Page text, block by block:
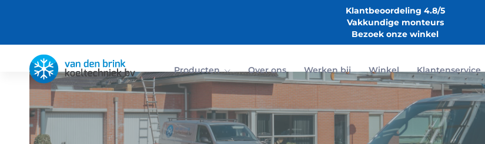
Klantbeoordeling 4.8/5
Vakkundige monteurs
Bezoek onze winkel
Producten Over ons Werken bij Winkel Klantenservice